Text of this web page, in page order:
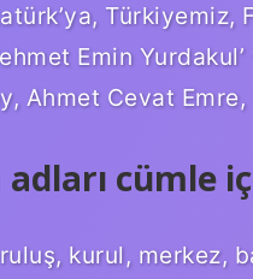
Türkiyemiz,
Emin
Ahmet Cevat Emre,
cümle
kurul, merkez,